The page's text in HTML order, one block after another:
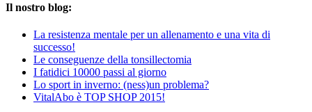
Il nostro blog:
La resistenza mentale per un allenamento e una vita di
successo!
Le conseguenze della tonsillectomia
I fatidici 10000 passi al giorno
Lo sport in inverno: (ness)un problema?
VitalAbo è TOP SHOP 2015!